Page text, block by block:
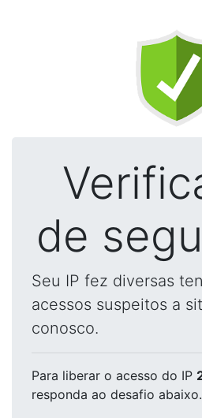
de
Seu IP fez diversas
acessos suspeitos a
conosco.
Para liberar o acesso do IP
responda ao desafio abaixo.